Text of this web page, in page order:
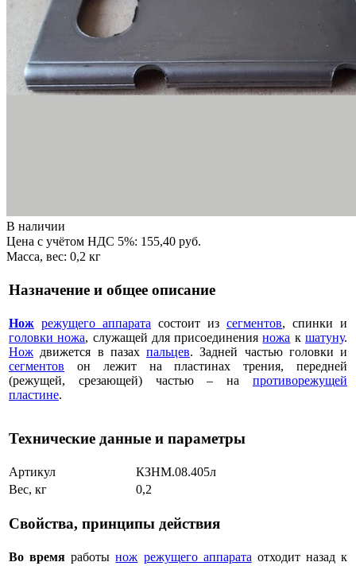
В наличии
Цена с учётом НДС 5%: 155,40 руб.
Масса, вес: 0,2 кг
Назначение и общее описание
Нож режущего аппарата состоит из сегментов, спинки и
головки ножа, служащей для присоединенияножа кшатуну.
Нож движется в пазах пальцев. Задней частью головки и
сегментов он лежит на пластинах трения, передней
(режущей, срезающей) частью – на противорежущей
пластине.
Технические данные и параметры
Артикул
КЗНМ.08.405л
Вес, кг
0,2
Свойства, принципы действия
Во время работынож режущего аппарата отходит назад к